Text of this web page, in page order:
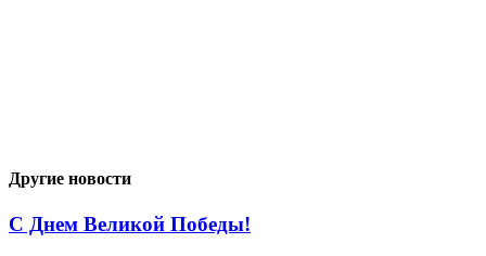
Другие новости
С Днем Великой Победы!